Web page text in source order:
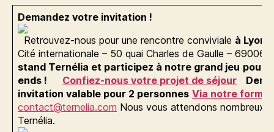
Demandez votre invitation !
Retrouvez-nous pour une rencontre conviviale à Lyon
Cité internationale – 50 quai Charles de Gaulle – 69006
stand Ternélia et participez à notre grand jeu pour
ends !
Confiez-nous votre projet de séjour
invitation valable pour 2 personnes Via notre
contact@ternelia.com Nous vous attendons nombreux !
Ternélia.